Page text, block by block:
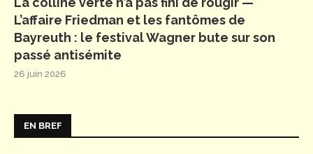
L’affaire Friedman et les fantômes de
Bayreuth : le festival Wagner bute sur son
passé antisémite
26 juin 2026
EN BREF